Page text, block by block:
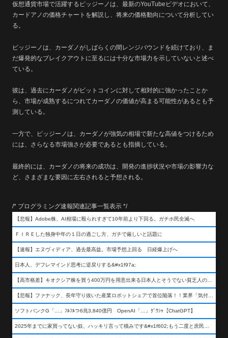
仮想通貨市場で活躍するピッジーノは、最新のYouTubeビデオにおいて、
カードアノの価格チャートを解説し、将来の価格動向について分析してい
る。
ピッジーノは、カーダノがしばらくの間レンジバウンドを続けており、ま
だ爆発的なブレイクアウトに至るには十分な市場力を示していないと述べ
ている。
彼は、過去にカーダノがビットコインに対して相対的に強かったことか
ら、市場が成熟するにつれてカーダノの価値が高まる可能性があるとも予
測している。
一方で、ピッジーノは、カーダノが強気の相場で新たな高値をつけるため
には、さらなる市場強さが必要であるとも指摘している。
最終的には、カーダノの将来の成功は、開発の進捗状況や市場の影響力な
ど、さまざまな要因に左右されると予想される。
/* プログラミング速報関連記事一覧表示 */
【悲報】Adobe株、AI相場に殴られすぎて10年前より下回る。ガチホ民全滅へ
ＦＩＲＥした独身中年の１日の過ごし方、ガチで厳しいと話題に
【速報】エヌヴィディア、過去最高益。市場予想上回る 日経爆上げへ
日本人、デフレマインド思考に逆戻りする&#x1f97a;
ソフトバンクG「…」ﾌﾙﾌﾙつ6兆3,840億円 OpenAI「…」ｸﾞﾜｼｬ【ChatGPT】